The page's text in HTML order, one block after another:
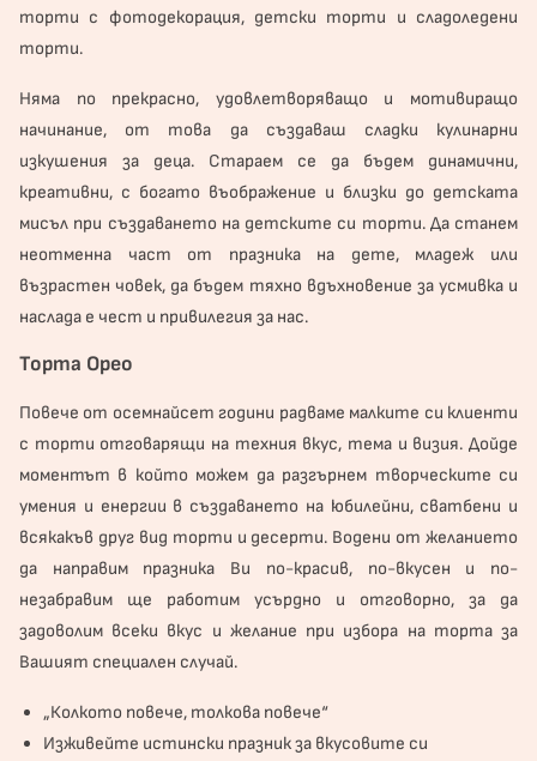
торти с фотодекорация, детски торти и сладоледени
торти.
Няма по прекрасно, удовлетворяващо и мотивиращо
начинание, от това да създаваш сладки кулинарни
изкушения за деца. Стараем се да бъдем динамични,
креативни, с богато въображение и близки до детската
мисъл при създаването на детските си торти. Да станем
неотменна част от празника на дете, младеж или
възрастен човек, да бъдем тяхно вдъхновение за усмивка и
наслада е чест и привилегия за нас.
Торта Орео
Повече от осемнайсет години радваме малките си клиенти
с торти отговарящи на техния вкус, тема и визия. Дойде
моментът в който можем да разгърнем творческите си
умения и енергии в създаването на юбилейни, сватбени и
всякакъв друг вид торти и десерти. Водени от желанието
да направим празника Ви по-красив, по-вкусен и по-
незабравим ще работим усърдно и отговорно, за да
задоволим всеки вкус и желание при избора на торта за
Вашият специален случай.
„Колкото повече, толкова повече“
Изживейте истински празник за вкусовите си